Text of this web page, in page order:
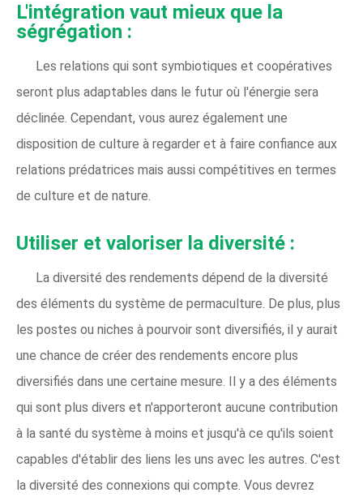
L'intégration vaut mieux que la
ségrégation :
Les relations qui sont symbiotiques et coopératives
seront plus adaptables dans le futur où l'énergie sera
déclinée. Cependant, vous aurez également une
disposition de culture à regarder et à faire confiance aux
relations prédatrices mais aussi compétitives en termes
de culture et de nature.
Utiliser et valoriser la diversité :
La diversité des rendements dépend de la diversité
des éléments du système de permaculture. De plus, plus
les postes ou niches à pourvoir sont diversifiés, il y aurait
une chance de créer des rendements encore plus
diversifiés dans une certaine mesure. Il y a des éléments
qui sont plus divers et n'apporteront aucune contribution
à la santé du système à moins et jusqu'à ce qu'ils soient
capables d'établir des liens les uns avec les autres. C'est
la diversité des connexions qui compte. Vous devrez